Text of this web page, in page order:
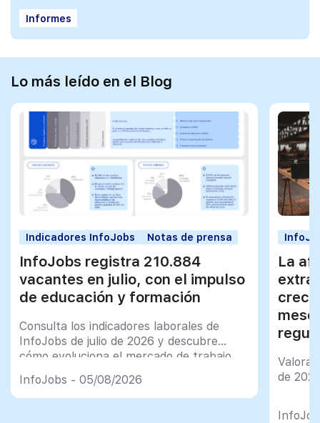
Informes
Lo más leído en el Blog
Indicadores InfoJobs Notas de prensa
InfoJobs registra 210.884
vacantes en julio, con el impulso
de educación y formación
Consulta los indicadores laborales de
InfoJobs de julio de 2026 y descubre
cómo evoluciona el mercado de trabajo
InfoJobs - 05/08/2026
La
de